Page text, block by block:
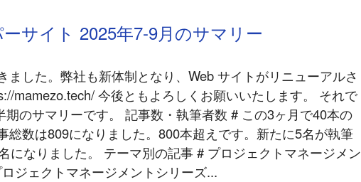
サイト 2025年7-9月のサマリー
ました。弊社も新体制となり、Web サイトがリニューアルさ
mamezo.tech/ 今後ともよろしくお願いいたします。 それで
期のサマリーです。 記事数・執筆者数 # この3ヶ月で40本の
総数は809になりました。800本超えです。新たに5名が執筆
になりました。 テーマ別の記事 # プロジェクトマネージメン
ジェクトマネージメントシリーズ...